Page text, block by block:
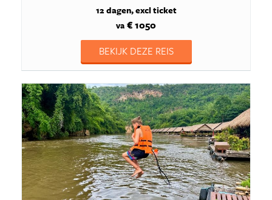
12 dagen excl ticket
va € 1050
BEKIJK DEZE REIS